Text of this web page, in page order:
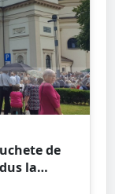
de
la